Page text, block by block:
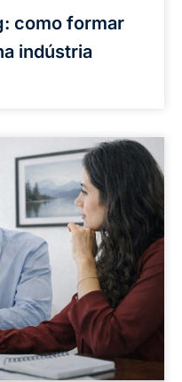
como formar
indústria